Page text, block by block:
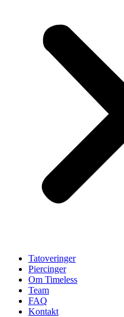
Tatoveringer
Piercinger
Om Timeless
Team
FAQ
Kontakt